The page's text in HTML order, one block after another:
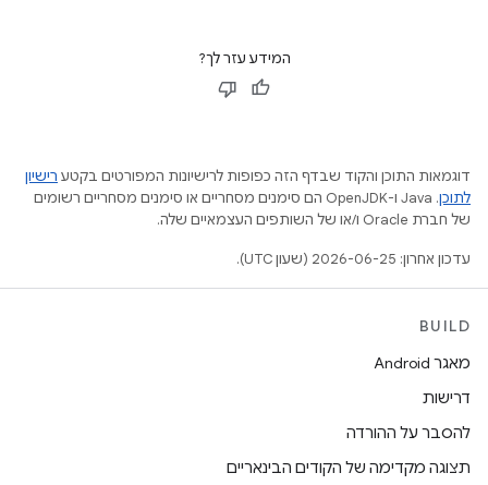
המידע עזר לך?
דוגמאות התוכן והקוד שבדף הזה כפופות לרישיונות המפורטים בקטע רישיון
לתוכן
.‏ Java ו-OpenJDK הם סימנים מסחריים או סימנים מסחריים רשומים
של חברת Oracle ו/או של השותפים העצמאיים שלה.
עדכון אחרון: 2026-06-25 (שעון UTC).
BUILD
מאגר Android
דרישות
להסבר על ההורדה
תצוגה מקדימה של הקודים הבינאריים